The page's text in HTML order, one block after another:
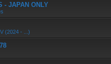
- JAPAN ONLY
(2024 - ...)